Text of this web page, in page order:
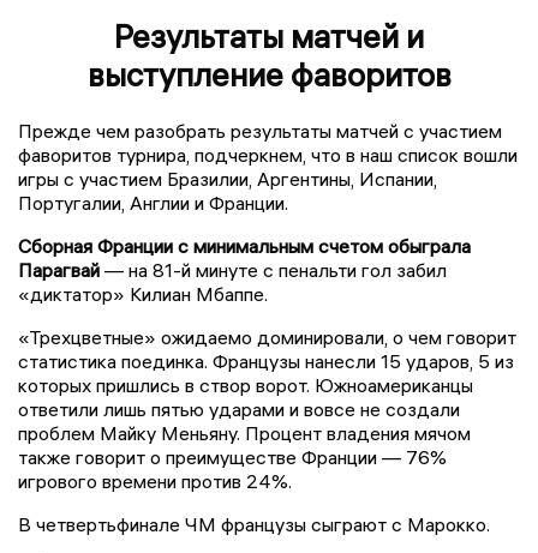
Результаты матчей и
выступление фаворитов
Прежде чем разобрать результаты матчей с участием
фаворитов турнира, подчеркнем, что в наш список вошли
игры с участием Бразилии, Аргентины, Испании,
Португалии, Англии и Франции.
Сборная Франции с минимальным счетом обыграла
Парагвай — на 81-й минуте с пенальти гол забил
«диктатор» Килиан Мбаппе.
«Трехцветные» ожидаемо доминировали, о чем говорит
статистика поединка. Французы нанесли 15 ударов, 5 из
которых пришлись в створ ворот. Южноамериканцы
ответили лишь пятью ударами и вовсе не создали
проблем Майку Меньяну. Процент владения мячом
также говорит о преимуществе Франции — 76%
игрового времени против 24%.
В четвертьфинале ЧМ французы сыграют с Марокко.